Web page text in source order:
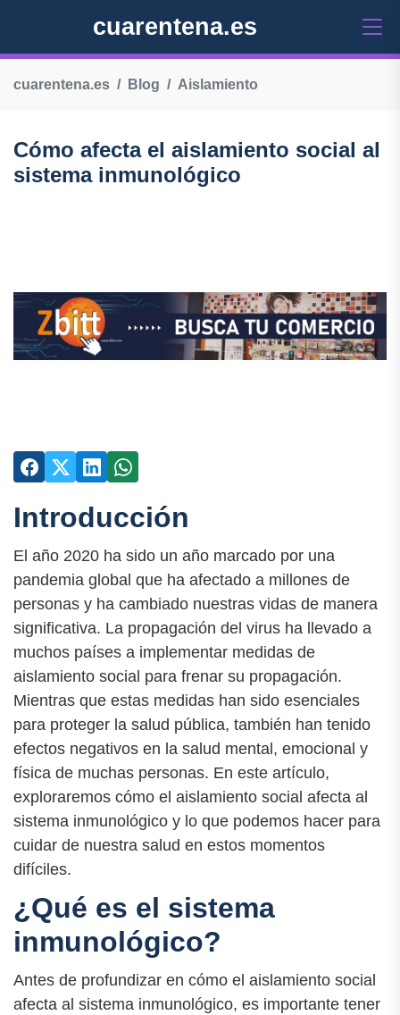
cuarentena.es
cuarentena.es Blog Aislamiento
Cómo afecta el aislamiento social al
sistema inmunológico
Introducción
El año 2020 ha sido un año marcado por una
pandemia global que ha afectado a millones de
personas y ha cambiado nuestras vidas de manera
significativa. La propagación del virus ha llevado a
muchos países a implementar medidas de
aislamiento social para frenar su propagación.
Mientras que estas medidas han sido esenciales
para proteger la salud pública, también han tenido
efectos negativos en la salud mental, emocional y
física de muchas personas. En este artículo,
exploraremos cómo el aislamiento social afecta al
sistema inmunológico y lo que podemos hacer para
cuidar de nuestra salud en estos momentos
difíciles.
¿Qué es el sistema
inmunológico?
Antes de profundizar en cómo el aislamiento social
afecta al sistema inmunológico, es importante tener